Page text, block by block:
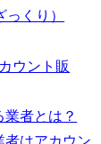
くり）
ウント販
者とは？